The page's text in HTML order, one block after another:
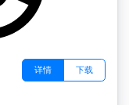
详情 下载